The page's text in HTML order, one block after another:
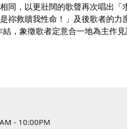
同，以更壯闊的歌聲再次唱出
祢救贖我性命！」及後歌者的
，象徵歌者定意合一地為主作見
- 10:00PM